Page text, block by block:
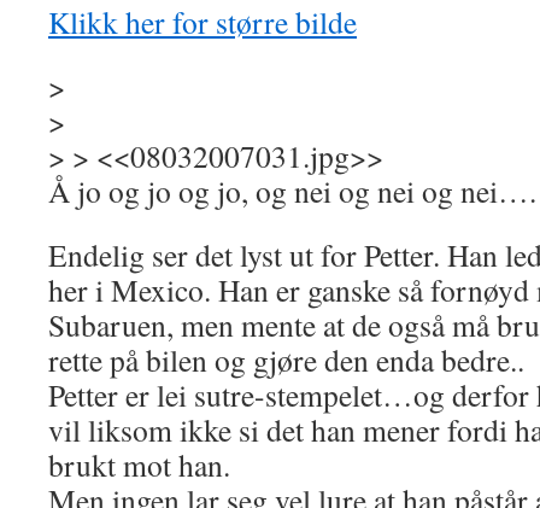
Klikk her for større bilde
>
>
> > <<08032007031.jpg>>
Å jo og jo og jo, og nei og nei og nei….
Endelig ser det lyst ut for Petter. Han
her i Mexico. Han er ganske så fornøyd
Subaruen, men mente at de også må
rette på bilen og gjøre den enda bedre..
Petter er lei sutre-stempelet…og derfor
vil liksom ikke si det han mener fordi
brukt mot han.
Men ingen lar seg vel lure at han